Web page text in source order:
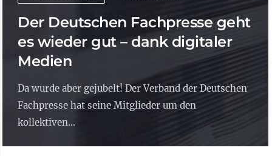
Der Deutschen Fachpresse geht
es wieder gut – dank digitaler
Medien
Da wurde aber gejubelt! Der Verband der Deutschen
Fachpresse hat seine Mitglieder um den
kollektiven...